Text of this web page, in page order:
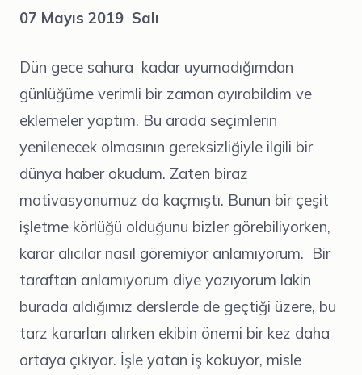
07 Mayıs 2019 Salı
Dün gece sahura kadar uyumadığımdan
günlüğüme verimli bir zaman ayırabildim ve
eklemeler yaptım. Bu arada seçimlerin
yenilenecek olmasının gereksizliğiyle ilgili bir
dünya haber okudum. Zaten biraz
motivasyonumuz da kaçmıştı. Bunun bir çeşit
işletme körlüğü olduğunu bizler görebiliyorken,
karar alıcılar nasıl göremiyor anlamıyorum. Bir
taraftan anlamıyorum diye yazıyorum lakin
burada aldığımız derslerde de geçtiği üzere, bu
tarz kararları alırken ekibin önemi bir kez daha
ortaya çıkıyor. İşle yatan iş kokuyor, misle